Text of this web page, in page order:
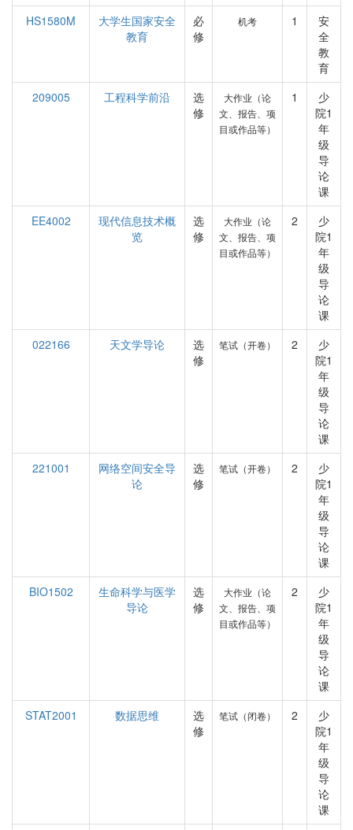
HS1580M
大学生国家安全
教育
必
修
机考 1
安
全
教
育
209005
工程科学前沿
选
修
大作业（论
文、报告、项
目或作品等）
1
少
院1
年
级
导
论
课
EE4002
现代信息技术概
览
选
修
大作业（论
文、报告、项
目或作品等）
2
少
院1
年
级
导
论
课
022166
天文学导论
选
修
笔试（开卷） 2
少
院1
年
级
导
论
课
221001
网络空间安全导
论
选
修
笔试（开卷） 2
少
院1
年
级
导
论
课
BIO1502
生命科学与医学
导论
选
修
大作业（论
文、报告、项
目或作品等）
2
少
院1
年
级
导
论
课
STAT2001
数据思维
选
修
笔试（闭卷） 2
少
院1
年
级
导
论
课